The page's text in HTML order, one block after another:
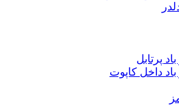
پرتابل
داخل کاپوت